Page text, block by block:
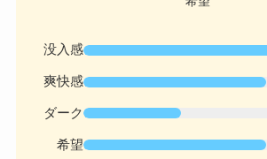
没入感
爽快感
ダーク
希望